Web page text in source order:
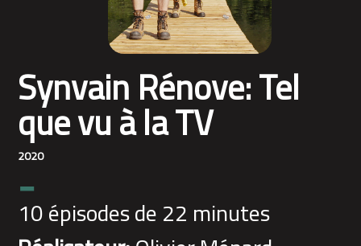
Synvain Rénove: Tel
que vu à la TV
2020
-
10 épisodes de 22 minutes